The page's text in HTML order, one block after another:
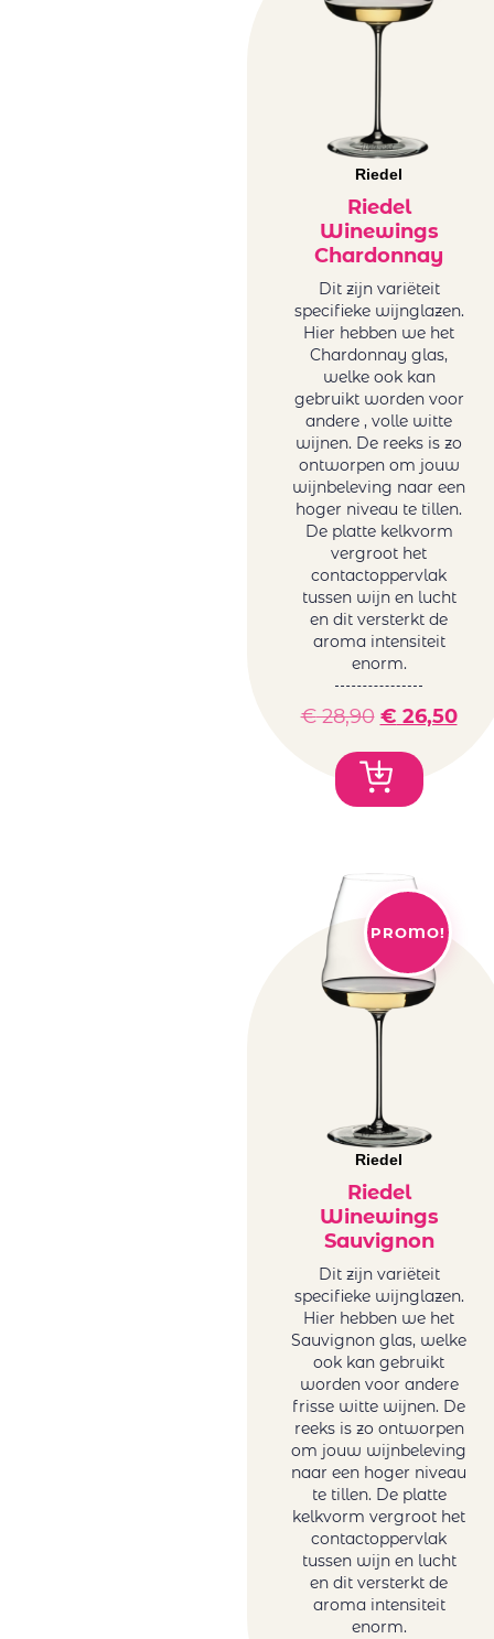
Riedel
Riedel
Winewings
Chardonnay
Dit zijn variëteit
specifieke wijnglazen.
Hier hebben we het
Chardonnay glas,
welke ook kan
gebruikt worden voor
andere , volle witte
wijnen. De reeks is zo
ontworpen om jouw
wijnbeleving naar een
hoger niveau te tillen.
De platte kelkvorm
vergroot het
contactoppervlak
tussen wijn en lucht
en dit versterkt de
aroma intensiteit
enorm.
€28,90 € 26,50
PROMO!
Riedel
Riedel
Winewings
Sauvignon
Dit zijn variëteit
specifieke wijnglazen.
Hier hebben we het
Sauvignon glas, welke
ook kan gebruikt
worden voor andere
frisse witte wijnen. De
reeks is zo ontworpen
om jouw wijnbeleving
naar een hoger niveau
te tillen. De platte
kelkvorm vergroot het
contactoppervlak
tussen wijn en lucht
en dit versterkt de
aroma intensiteit
enorm.